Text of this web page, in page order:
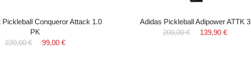
Pickleball Conqueror Attack 1.0
PK
220,00 €
99,00 €
Adidas Pickleball Adipower ATTK 3
200,00 €
139,90 €